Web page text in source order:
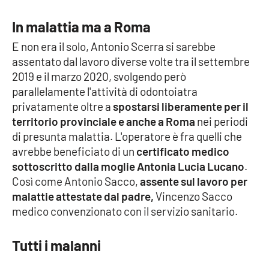
Imprese Di Calabria
Le perfidie di Antonella Grippo
Venti di comunicazione
STREAMING
LaC TV
LaC Network
In malattia ma a Roma
E non era il solo, Antonio Scerra si sarebbe
assentato dal lavoro diverse volte tra il settembre
2019 e il marzo 2020, svolgendo però
parallelamente l'attività di odontoiatra
privatamente oltre aspostarsi liberamente per il
territorio provinciale e anche a Roma nei periodi
di presunta malattia. L'operatore è fra quelli che
avrebbe beneficiato di un certificato medico
sottoscritto dalla moglie Antonia Lucia Lucano.
Così come Antonio Sacco,assente sul lavoro per
malattie attestate dal padre,Vincenzo Sacco
medico convenzionato con il servizio sanitario.
Tutti i malanni